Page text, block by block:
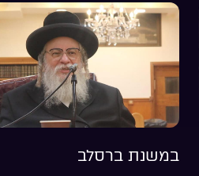
במשנת ברסלב